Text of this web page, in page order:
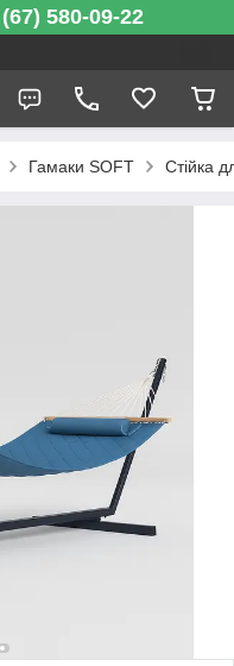
580-09-22
Гамаки SOFT Стійка